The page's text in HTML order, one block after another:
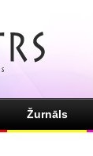
Žurnāls